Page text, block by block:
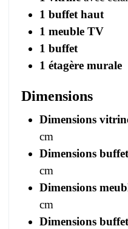
1 buffet haut
1 meuble TV
1 buffet
1 étagère murale
Dimensions
Dimensions
cm
Dimensions
cm
Dimensions
cm
Dimensions buffet